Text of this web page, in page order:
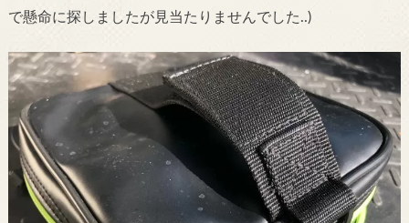
で懸命に探しましたが見当たりませんでした..)